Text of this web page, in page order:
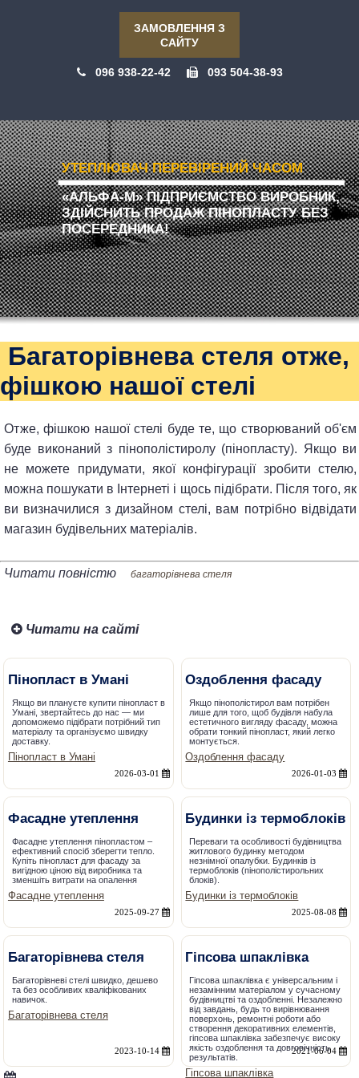
ЗАМОВЛЕННЯ З
САЙТУ
096 938-22-42 093 504-38-93
УТЕПЛЮВАЧ ПЕРЕВІРЕНИЙ ЧАСОМ
«АЛЬФА-М» ПІДПРИЄМСТВО ВИРОБНИК,
ЗДІЙСНИТЬ ПРОДАЖ ПІНОПЛАСТУ БЕЗ
ПОСЕРЕДНИКА!
Багаторівнева стеля отже,
фішкою нашої стелі
Отже, фішкою нашої стелі буде те, що створюваний об'єм
буде виконаний з пінополістиролу (пінопласту). Якщо ви
не можете придумати, якої конфігурації зробити стелю,
можна пошукати в Інтернеті і щось підібрати. Після того, як
ви визначилися з дизайном стелі, вам потрібно відвідати
магазин будівельних матеріалів.
Читати повністю багаторівнева стеля
Читати на сайті
Пінопласт в Умані
Якщо ви плануєте купити пінопласт в
Умані, звертайтесь до нас — ми
допоможемо підібрати потрібний тип
матеріалу та організуємо швидку
доставку.
Пінопласт в Умані
2026-03-01
Оздоблення фасаду
Якщо пінополістирол вам потрібен
лише для того, щоб будівля набула
естетичного вигляду фасаду, можна
обрати тонкий пінопласт, який легко
монтується.
Оздоблення фасаду
2026-01-03
Фасадне утеплення
Фасадне утеплення пінопластом –
ефективний спосіб зберегти тепло.
Купіть пінопласт для фасаду за
вигідною ціною від виробника та
зменшіть витрати на опалення
Фасадне утеплення
2025-09-27
Будинки із термоблоків
Переваги та особливості будівництва
житлового будинку методом
незнімної опалубки. Будинків із
термоблоків (пінополістирольних
блоків).
Будинки із термоблоків
2025-08-08
Багаторівнева стеля
Багаторівневі стелі швидко, дешево
та без особливих кваліфікованих
навичок.
Багаторівнева стеля
2023-10-14
Гіпсова шпаклівка
Гіпсова шпаклівка є універсальним і
незамінним матеріалом у сучасному
будівництві та оздобленні. Незалежно
від завдань, будь то вирівнювання
поверхонь, ремонтні роботи або
створення декоративних елементів,
гіпсова шпаклівка забезпечує високу
якість оздоблення та довговічність
результатів.
Гіпсова шпаклівка
2021-06-04